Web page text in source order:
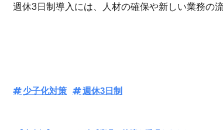
週休3日制導入には、人材の確保や新しい業務の
少子化対策 週休3日制